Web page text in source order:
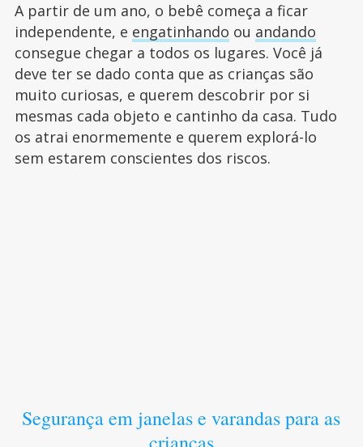
A partir de um ano, o bebê começa a ficar
independente, e engatinhando ou andando
consegue chegar a todos os lugares. Você já
deve ter se dado conta que as crianças são
muito curiosas, e querem descobrir por si
mesmas cada objeto e cantinho da casa. Tudo
os atrai enormemente e querem explorá-lo
sem estarem conscientes dos riscos.
Segurança em janelas e varandas para as